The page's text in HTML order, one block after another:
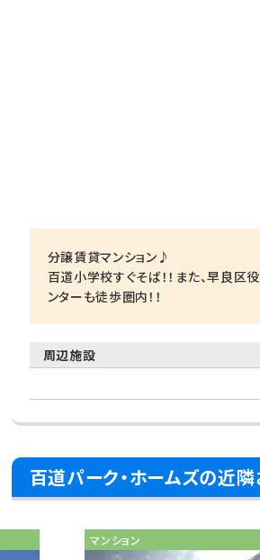
分譲賃貸マンション♪
百道小学校すぐそば！！また、早良区
ンターも徒歩圏内！！
周辺施設
百道パーク・ホームズの近
マンション